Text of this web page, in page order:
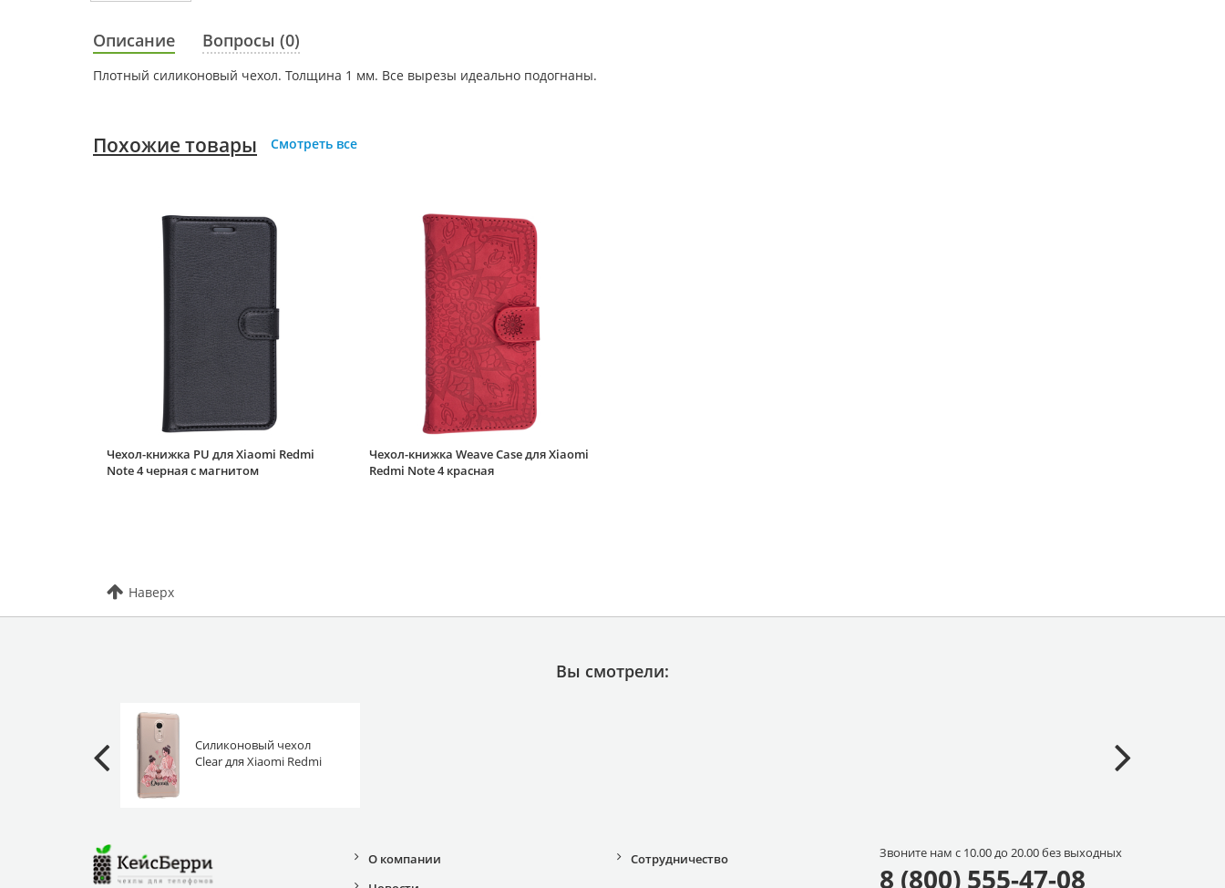
Описание Вопросы (0)
Плотный силиконовый чехол. Толщина 1 мм. Все вырезы идеально подогнаны.
Похожие товары Смотреть все
Чехол-книжка PU для Xiaomi Redmi
Note 4 черная с магнитом
Чехол-книжка Weave Case для Xiaomi
Redmi Note 4 красная
Наверх
Вы смотрели:
Силиконовый чехол
Clear для Xiaomi Redmi
О компании
Сотрудничество Звоните нам с 10.00 до 20.00 без выходных
8 (800) 555-47-08